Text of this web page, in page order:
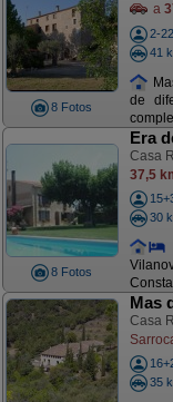
8 Fotos
a
2-
41
de
8 Fotos
Era
Casa
37,5
30
Mas
Casa
35